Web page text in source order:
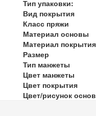
Тип упаковки:
Вид покрытия
Класс пряжи
Материал основы
Материал покрытия
Размер
Тип манжеты
Цвет манжеты
Цвет покрытия
Цвет/рисунок